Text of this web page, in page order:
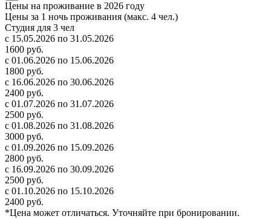
Цены на проживание в 2026 году
Цены за 1 ночь проживания (макс. 4 чел.)
Студия для 3 чел
с 15.05.2026 по 31.05.2026
1600 руб.
с 01.06.2026 по 15.06.2026
1800 руб.
с 16.06.2026 по 30.06.2026
2400 руб.
с 01.07.2026 по 31.07.2026
2500 руб.
с 01.08.2026 по 31.08.2026
3000 руб.
с 01.09.2026 по 15.09.2026
2800 руб.
с 16.09.2026 по 30.09.2026
2500 руб.
с 01.10.2026 по 15.10.2026
2400 руб.
*Цена может отличаться. Уточняйте при бронировании.